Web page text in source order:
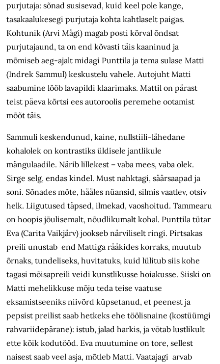
purjutaja: sõnad susisevad, kuid keel pole kange,
tasakaalukesegi purjutaja kohta kahtlaselt paigas.
Kohtunik (Arvi Mägi) magab posti kõrval õndsat
purjutajaund, ta on end kõvasti täis kaaninud ja
mõmiseb aeg-ajalt midagi Punttila ja tema sulase Matti
(Indrek Sammul) keskustelu vahele. Autojuht Matti
saabumine lööb lavapildi klaarimaks. Mattil on pärast
teist päeva kõrtsi ees autoroolis peremehe ootamist
mõõt täis.
Sammuli keskendunud, kaine, nullstiili-lähedane
kohalolek on kontrastiks üldisele jantlikule
mängulaadile. Närib lillekest – vaba mees, vaba olek.
Sirge selg, endas kindel. Must nahktagi, säärsaapad ja
soni. Sõnades mõte, hääles nüansid, silmis vaatlev, otsiv
helk. Liigutused täpsed, ilmekad, vaoshoitud. Tammearu
on hoopis jõulisemalt, nõudlikumalt kohal. Punttila tütar
Eva (Carita Vaikjärv) jookseb närviliselt ringi. Pirtsakas
preili unustab end Mattiga rääkides korraks, muutub
õrnaks, tundeliseks, huvitatuks, kuid lülitub siis kohe
tagasi mõisapreili veidi kunstlikusse hoiakusse. Siiski on
Matti mehelikkuse mõju teda teise vaatuse
eksamistseeniks niivõrd küpsetanud, et peenest ja
pepsist preilist saab hetkeks ehe töölisnaine (kostüümgi
rahvariidepärane): istub, jalad harkis, ja võtab lustlikult
ette kõik kodutööd. Eva muutumine on tore, sellest
naisest saab veel asja, mõtleb Matti. Vaatajagi arvab